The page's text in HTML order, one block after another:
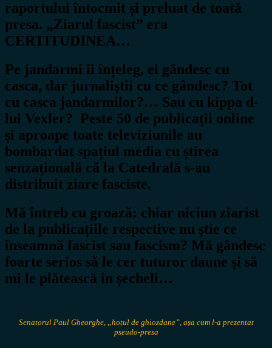
raportului întocmit și preluat de toată
presa. „Ziarul fascist” era
CERTITUDINEA…
Pe jandarmi îi înțeleg, ei gândesc cu
casca, dar jurnaliștii cu ce gândesc? Tot
cu casca jandarmilor?… Sau cu kippa d-
lui Vexler? Peste 50 de publicații online
și aproape toate televiziunile au
bombardat spațiul media cu știrea
senzațională că la Catedrală s-au
distribuit ziare fasciste.
Mă întreb cu groază: chiar niciun ziarist
de la publicațiile respective nu știe ce
înseamnă fascist sau fascism? Mă gândesc
foarte serios să le cer tuturor daune și să
mi le plătească în șecheli…
Senatorul Paul Gheorghe, „hoțul de ghiozdane”, așa cum l-a prezentat
pseudo-presa